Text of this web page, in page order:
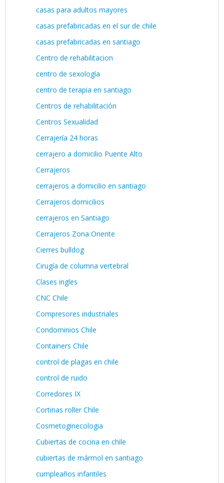
casas para adultos mayores
casas prefabricadas en el sur de chile
casas prefabricadas en santiago
Centro de rehabilitacion
centro de sexología
centro de terapia en santiago
Centros de rehabilitación
Centros Sexualidad
Cerrajería 24 horas
cerrajero a domicilio Puente Alto
Cerrajeros
cerrajeros a domicilio en santiago
Cerrajeros domicilios
cerrajeros en Santiago
Cerrajeros Zona Oriente
Cierres bulldog
Cirugía de columna vertebral
Clases ingles
CNC Chile
Compresores industriales
Condominios Chile
Containers Chile
control de plagas en chile
control de ruido
Corredores IX
Cortinas roller Chile
Cosmetoginecologia
Cubiertas de cocina en chile
cubiertas de mármol en santiago
cumpleaños infantiles